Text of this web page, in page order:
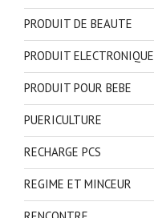
PRODUIT DE BEAUTE
PRODUIT ELECTRONIQUE
PRODUIT POUR BEBE
PUERICULTURE
RECHARGE PCS
REGIME ET MINCEUR